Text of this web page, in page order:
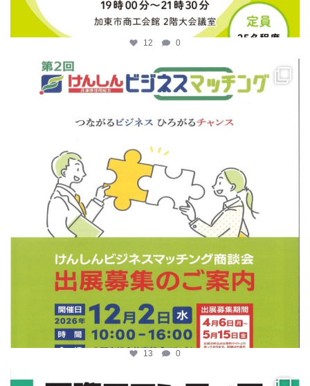
12 0
katosci
4月 14
13 0